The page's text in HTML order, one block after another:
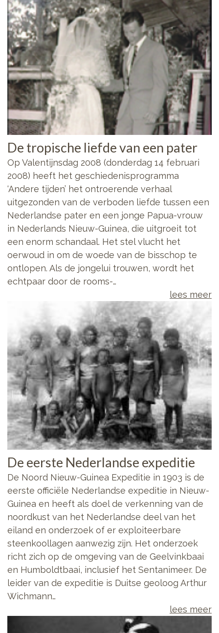
De tropische liefde van een pater
Op Valentijnsdag 2008 (donderdag 14 februari
2008) heeft het geschiedenisprogramma
‘Andere tijden’ het ontroerende verhaal
uitgezonden van de verboden liefde tussen een
Nederlandse pater en een jonge Papua-vrouw
in Nederlands Nieuw-Guinea, die uitgroeit tot
een enorm schandaal. Het stel vlucht het
oerwoud in om de woede van de bisschop te
ontlopen. Als de jongelui trouwen, wordt het
echtpaar door de rooms-…
lees meer
De eerste Nederlandse expeditie
De Noord Nieuw-Guinea Expeditie in 1903 is de
eerste officiële Nederlandse expeditie in Nieuw-
Guinea en heeft als doel de verkenning van de
noordkust van het Nederlandse deel van het
eiland en onderzoek of er exploiteerbare
steenkoollagen aanwezig zijn. Het onderzoek
richt zich op de omgeving van de Geelvinkbaai
en Humboldtbaai, inclusief het Sentanimeer. De
leider van de expeditie is Duitse geoloog Arthur
Wichmann…
lees meer